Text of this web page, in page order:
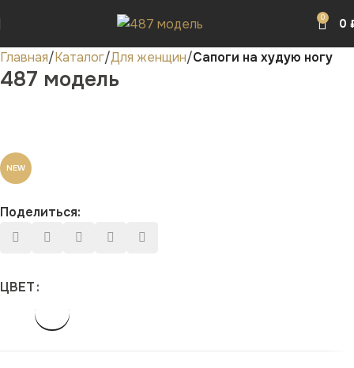
0 0
Главная Каталог Для женщин Сапоги на худую ногу
487 модель
NEW
Поделиться:
ЦВЕТ